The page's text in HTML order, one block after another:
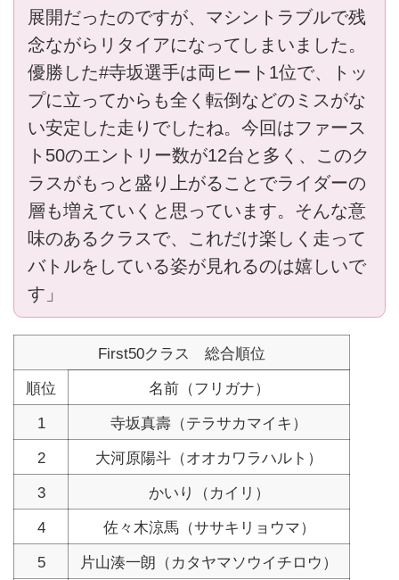
展開だったのですが、マシントラブルで残
念ながらリタイアになってしまいました。
優勝した#寺坂選手は両ヒート1位で、トッ
プに立ってからも全く転倒などのミスがな
い安定した走りでしたね。今回はファース
ト50のエントリー数が12台と多く、このク
ラスがもっと盛り上がることでライダーの
層も増えていくと思っています。そんな意
味のあるクラスで、これだけ楽しく走って
バトルをしている姿が見れるのは嬉しいで
す」
First50クラス 総合順位
順位
名前（フリガナ）
1
寺坂真壽（テラサカマイキ）
2
大河原陽斗（オオカワラハルト）
3
かいり（カイリ）
4
佐々木涼馬（ササキリョウマ）
5
片山湊一朗（カタヤマソウイチロウ）